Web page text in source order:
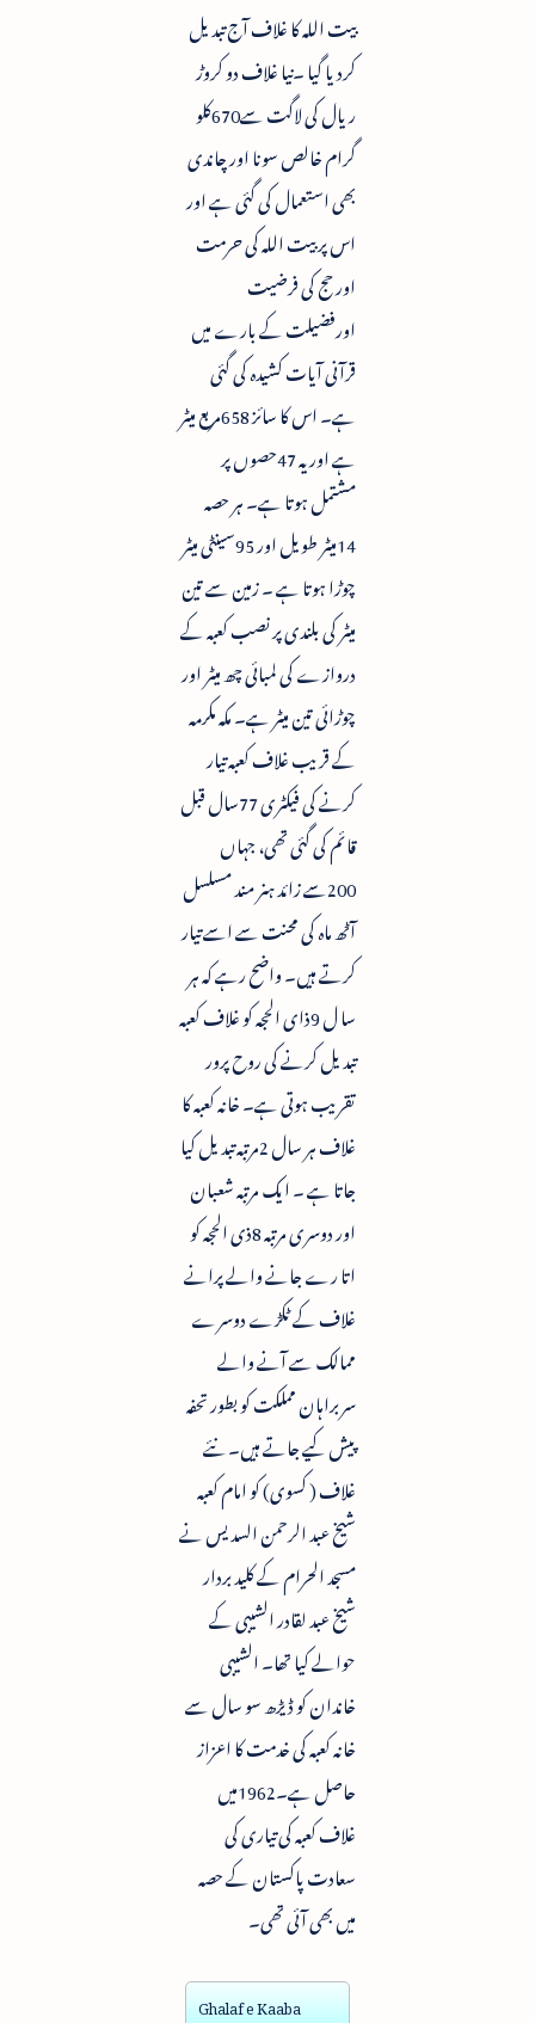
بیت اللہ کا غلاف آج تبدیل
کردیا گیا ۔نیا غلاف دو کروڑ
ریال کی لاگت سے670کلو
گرام خالص سونا اور چاندی
بھی استعمال کی گئی ہے اور
اس پر بیت اللہ کی حرمت
اور حج کی فرضیت
اورفضیلت کے بارے میں
قرآنی آیات کشیدہ کی گئی
ہے۔ اس کا سائز 658مربع میٹر
ہے اور یہ 47حصوں پر
مشتمل ہوتا ہے۔ ہر حصہ
14میٹر طویل اور 95سینٹی میٹر
چوڑا ہوتا ہے ۔ زمین سے تین
میٹر کی بلندی پر نصب کعبہ کے
دروازے کی لمبائی چھ میٹر اور
چوڑائی تین میٹر ہے۔ مکہ مکرمہ
کے قریب غلاف کعبہ تیار
کرنے کی فیکٹری 77سال قبل
قائم کی گئی تھی، جہاں
200سے زائد ہنر مند مسلسل
آٹھ ماہ کی محنت سے اسے تیار
کرتے ہیں۔ واضح رہے کہ ہر
سا ل 9ذای الحجہ کو غلاف کعبہ
تبدیل کرنے کی روح پرور
تقریب ہوتی ہے۔ خانہ کعبہ کا
غلاف ہر سال 2مرتبہ تبدیل کیا
جاتا ہے ۔ ایک مرتبہ شعبان
اور دوسری مرتبہ 8ذی الحجہ کو
اتا رے جانے والے پرانے
غلاف کے ٹکڑے دوسرے
ممالک سے آنے والے
سربراہان مملکت کو بطور تحفہ
پیش کیے جاتے ہیں۔ نئے
غلاف ( کسوی) کو امام کعبہ
شیخ عبد الرحمن السدیس نے
مسجد الحرام کے کلید بردار
شیخ عبد لقادر الشیبی کے
حوالے کیا تھا۔ الشیبی
خاندان کو ڈیڑھ سو سال سے
خانہ کعبہ کی خدمت کا اعزاز
حاصل ہے۔1962میں
غلاف کعبہ کی تیاری کی
سعادت پاکستان کے حصہ
میں بھی آئی تھی۔
Ghalaf e Kaaba